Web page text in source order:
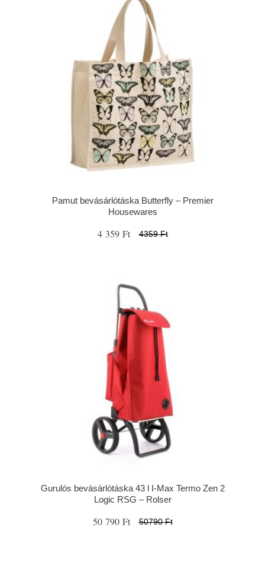
Pamut bevásárlótáska Butterfly – Premier
Housewares
4 359 Ft 4359 Ft
Gurulós bevásárlótáska 43 l I-Max Termo Zen 2
Logic RSG – Rolser
50 790 Ft 50790 Ft